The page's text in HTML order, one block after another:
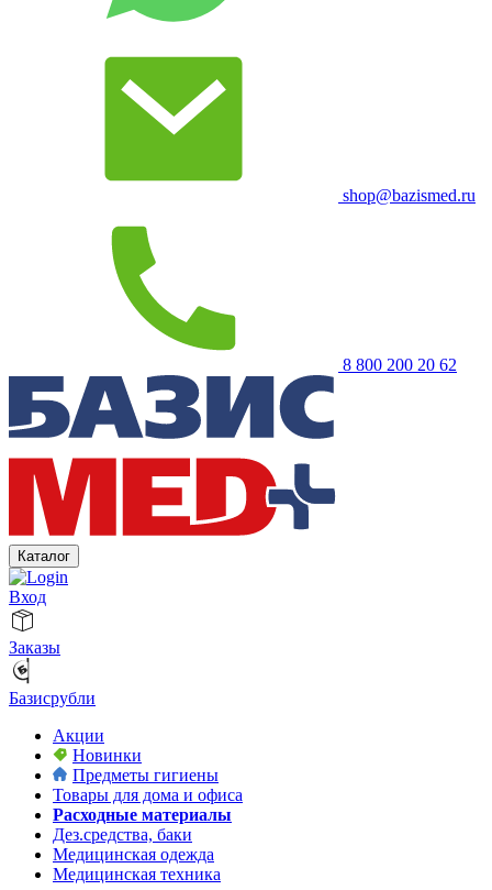
shop@bazismed.ru
8 800 200 20 62
Каталог
Вход
Заказы
Базисрубли
Акции
Новинки
Предметы гигиены
Товары для дома и офиса
Расходные материалы
Дез.средства, баки
Медицинская одежда
Медицинская техника